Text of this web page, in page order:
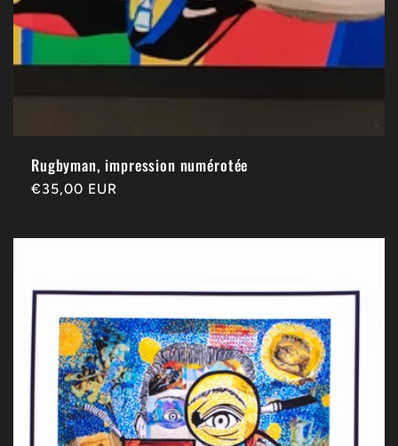
Rugbyman, impression numérotée
Prix
€35,00 EUR